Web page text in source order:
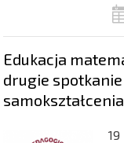
Edukacja
drugie
samokształcenia